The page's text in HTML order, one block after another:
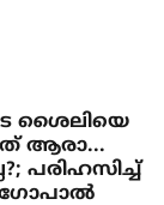
ശൈലിയെ
ആരാ...
പരിഹസിച്ച്